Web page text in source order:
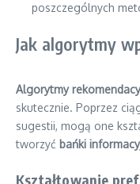
poszczególnych
Jak algorytmy
Algorytmy
skutecznie. Poprzez
sugestii, mogą one
tworzyć bańki
Kształtowanie